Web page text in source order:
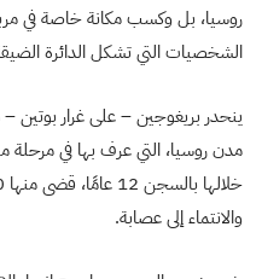
روسيا، بل وكسب مكانة خاصة في
الشخصيات التي تشكل الدائرة
ينحدر بريغوجين – على غرار بوتين
مدن روسيا، التي عرف بها في
والانتماء إلى عصابة.